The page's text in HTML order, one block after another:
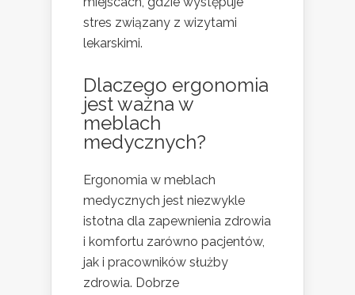
stres związany z wizytami
lekarskimi.
Dlaczego ergonomia
jest ważna w
meblach
medycznych?
Ergonomia w meblach
medycznych jest niezwykle
istotna dla zapewnienia zdrowia
i komfortu zarówno pacjentów,
jak i pracowników służby
zdrowia. Dobrze